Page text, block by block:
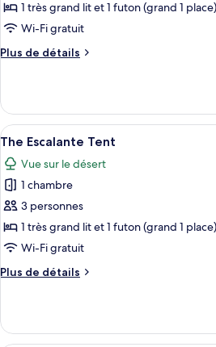
ce
type
chambre :
Lee
Tent
1 très grand lit et 1 futon (grand 1 place)
Wi-Fi gratuit
Plus de détails
Plus
le
type
de
chambre
The
Katie
Lee
Tent
Afficher
toutes
les
photos
pour
ce
type
chambre :
Tent
Un
5
The Escalante Tent
Vue sur le désert
1 chambre
3 personnes
1 très grand lit et 1 futon (grand 1 place)
Wi-Fi gratuit
Plus de détails
Plus
le
type